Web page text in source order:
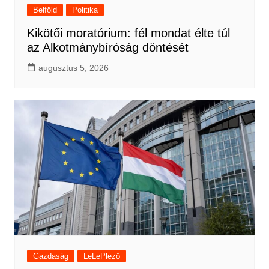
Belföld Politika
Kikötői moratórium: fél mondat élte túl
az Alkotmánybíróság döntését
augusztus 5, 2026
Gazdaság LeLePlező